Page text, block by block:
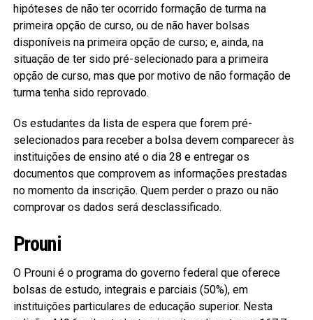
hipóteses de não ter ocorrido formação de turma na
primeira opção de curso, ou de não haver bolsas
disponíveis na primeira opção de curso; e, ainda, na
situação de ter sido pré-selecionado para a primeira
opção de curso, mas que por motivo de não formação de
turma tenha sido reprovado.
Os estudantes da lista de espera que forem pré-
selecionados para receber a bolsa devem comparecer às
instituições de ensino até o dia 28 e entregar os
documentos que comprovem as informações prestadas
no momento da inscrição. Quem perder o prazo ou não
comprovar os dados será desclassificado.
Prouni
O Prouni é o programa do governo federal que oferece
bolsas de estudo, integrais e parciais (50%), em
instituições particulares de educação superior. Nesta